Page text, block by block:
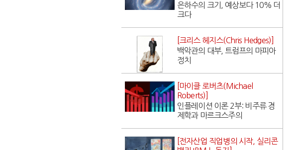
은하수의 크기, 예상보다 10% 더
크다
[크리스 헤지스(Chris Hedges)]
백악관의 대부, 트럼프의 마피아
정치
[마이클 로버츠(Michael
Roberts)]
인플레이션 이론 2부: 비주류 경
제학과 마르크스주의
[전자산업 직업병의 시작, 실리콘